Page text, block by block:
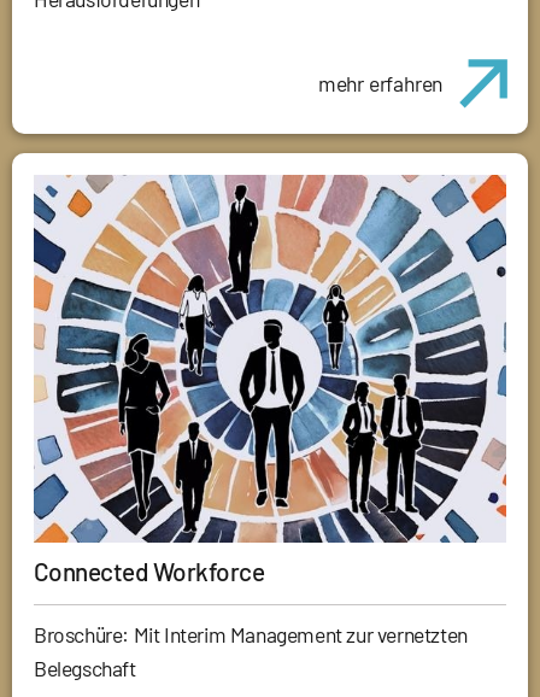
mehr erfahren
Connected Workforce
Broschüre: Mit Interim Management zur vernetzten
Belegschaft